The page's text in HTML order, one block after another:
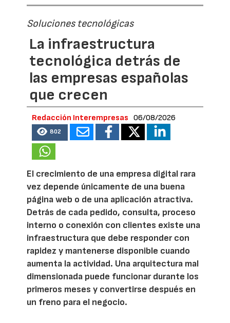
Soluciones tecnológicas
La infraestructura
tecnológica detrás de
las empresas españolas
que crecen
Redacción Interempresas 06/08/2026
802
El crecimiento de una empresa digital rara
vez depende únicamente de una buena
página web o de una aplicación atractiva.
Detrás de cada pedido, consulta, proceso
interno o conexión con clientes existe una
infraestructura que debe responder con
rapidez y mantenerse disponible cuando
aumenta la actividad. Una arquitectura mal
dimensionada puede funcionar durante los
primeros meses y convertirse después en
un freno para el negocio.